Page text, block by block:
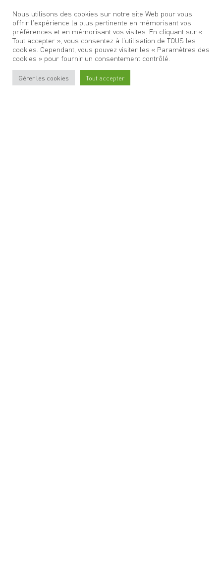
Stationnerà Oullins
Nous utilisons des cookies sur notre site Web pour vous
offrir l'expérience la plus pertinente en mémorisant vos
préférences et en mémorisant vos visites. En cliquant sur «
Tout accepter », vous consentez à l'utilisation de TOUS les
cookies. Cependant, vous pouvez visiter les « Paramètres des
cookies » pour fournir un consentement contrôlé.
Gérer les cookies Tout accepter